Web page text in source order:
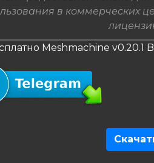
в коммерческих
Meshmachine v0.20.1